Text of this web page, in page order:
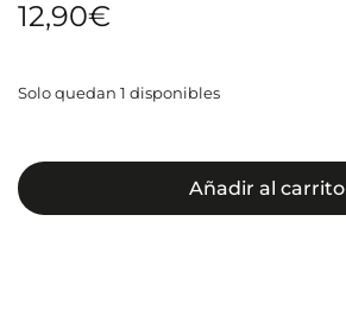
12,90€
Solo quedan 1 disponibles
Añadir al carrito